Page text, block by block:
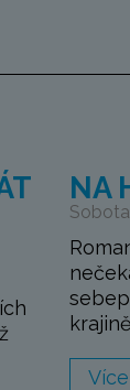
NA
Více